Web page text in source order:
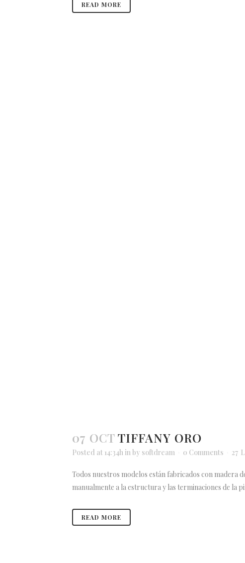
READ MORE
07 OCTTIFFANY ORO
Posted at 14:34h inby softdream 0 Comments 27
Todos nuestros modelos están fabricados con madera
manualmente a la estructura y las terminaciones de la
READ MORE